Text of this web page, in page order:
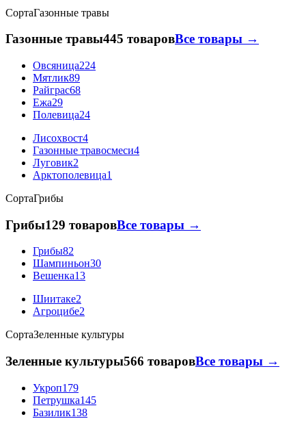
СортаГазонные травы
Газонные травы445 товаровВсе товары →
Овсяница224
Мятлик89
Райграс68
Ежа29
Полевица24
Лисохвост4
Газонные травосмеси4
Луговик2
Арктополевица1
СортаГрибы
Грибы129 товаровВсе товары →
Грибы82
Шампиньон30
Вешенка13
Шиитаке2
Агроцибе2
СортаЗеленные культуры
Зеленные культуры566 товаровВсе товары →
Укроп179
Петрушка145
Базилик138